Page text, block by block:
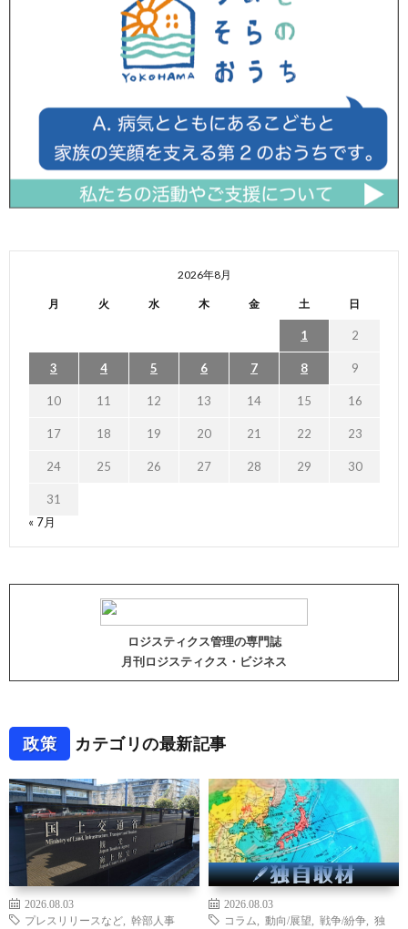
2026年8月
月 火 水 木 金 土 日
1 2
3 4 5 6 7 8 9
10 11 12 13 14 15 16
17 18 19 20 21 22 23
24 25 26 27 28 29 30
31
« 7月
ロジスティクス管理の専門誌
月刊ロジスティクス・ビジネス
政策 カテゴリの最新記事
2026.08.03
プレスリリースなど
幹部人事
2026.08.03
コラム
動向/展望 戦争/紛争
独